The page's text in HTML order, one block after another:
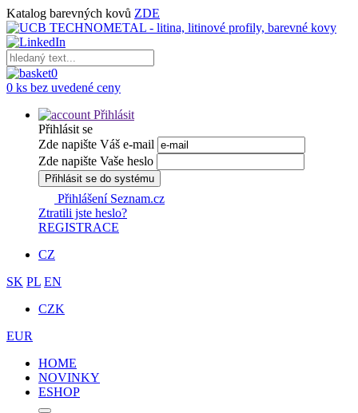
Katalog barevných kovů ZDE
0
0 ks bez uvedené ceny
Přihlásit
Přihlásit se
Zde napište Váš e-mail
Zde napište Vaše heslo
Přihlásit se do systému
Přihlášení Seznam.cz
Ztratili jste heslo?
REGISTRACE
CZ
SK PL EN
CZK
EUR
HOME
NOVINKY
ESHOP